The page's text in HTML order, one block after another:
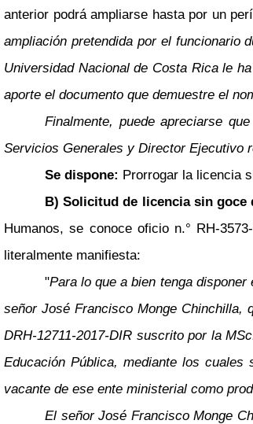
anterior podrá ampliarse hasta por un
ampliación pretendida por el funcionario
Universidad Nacional de Costa Rica le
aporte el documento que demuestre el
Finalmente, puede apreciarse
Servicios Generales y Director Ejecutivo
Se dispone: Prorrogar la licencia
B) Solicitud de licencia sin
Humanos, se conoce oficio n.° RH-
literalmente manifiesta:
"Para lo que a bien tenga
señor José Francisco Monge Chinchilla,
DRH-12711-2017-DIR suscrito por la
Educación Pública, mediante los
vacante de ese ente ministerial como
El señor José Francisco Monge